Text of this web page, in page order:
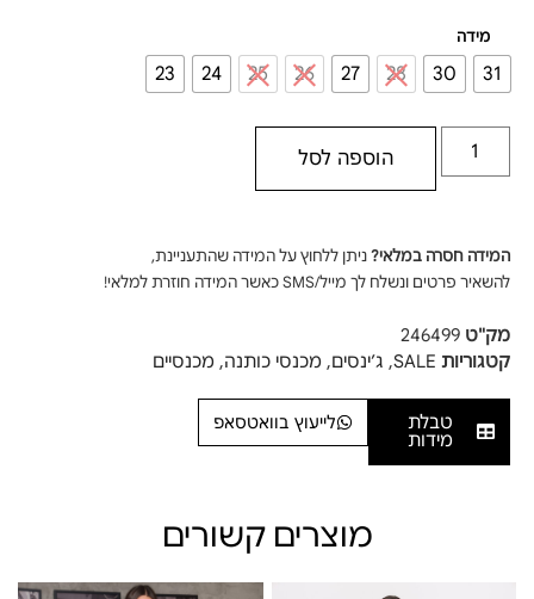
מידה
31
30
28
27
26
25
24
23
הוספה לסל
המידה חסרה במלאי?ניתן ללחוץ על המידה שהתעניינת,
להשאיר פרטים ונשלח לך מייל/SMS כאשר המידה חוזרת למלאי!
מק"ט 246499
קטגוריות SALE
, ג׳ינסים, מכנסי כותנה, מכנסיים
טבלת
מידות
לייעוץ בוואטסאפ
מוצרים קשורים